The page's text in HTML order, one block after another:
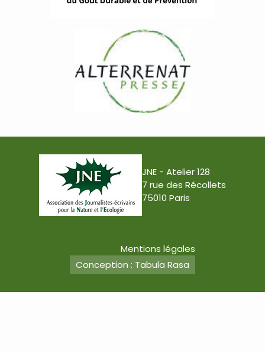
JNE - Atelier 128
7 rue des Récollets
75010 Paris
Mentions légales
Conception : Tabula Rasa